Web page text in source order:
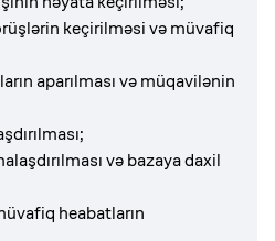
keçirilməsi və müvafiq
aparılması və müqavilənin
və bazaya daxil
heabatların